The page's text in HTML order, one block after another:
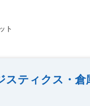
ト
スティクス・倉